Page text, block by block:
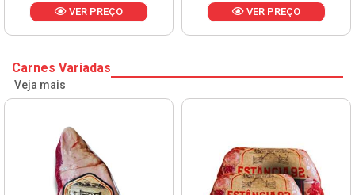
VER PREÇO VER PREÇO
Carnes Variadas
Veja mais